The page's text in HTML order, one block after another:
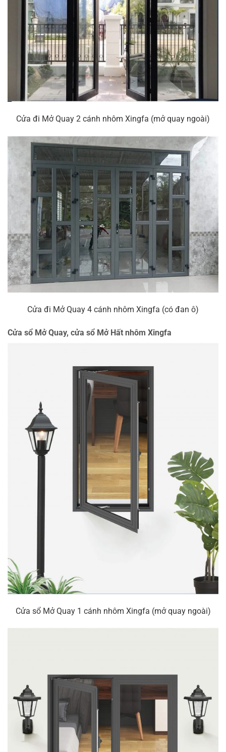
Cửa đi Mở Quay 2 cánh nhôm Xingfa (mở quay ngoài)
Cửa đi Mở Quay 4 cánh nhôm Xingfa (có đan ô)
Cửa sổ Mở Quay, cửa sổ Mở Hất nhôm Xingfa
Cửa sổ Mở Quay 1 cánh nhôm Xingfa (mở quay ngoài)